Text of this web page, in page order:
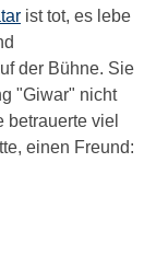
ist tot, es lebe
der Bühne. Sie
"Giwar" nicht
viel
einen Freund: